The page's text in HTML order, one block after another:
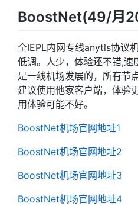
BoostNet(49/月
全IEPL内网专线anytls协议
低调。人少，体验还不错,
是一线机场发展的，所有节
建议使用他家客户端，体验
用体验可能不好。
BoostNet机场官网地址1
BoostNet机场官网地址2
BoostNet机场官网地址3
BoostNet机场官网地址4